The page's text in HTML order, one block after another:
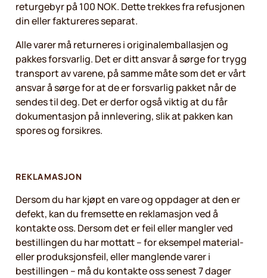
returgebyr på 100 NOK. Dette trekkes fra refusjonen
din eller faktureres separat.
Alle varer må returneres i originalemballasjen og
pakkes forsvarlig. Det er ditt ansvar å sørge for trygg
transport av varene, på samme måte som det er vårt
ansvar å sørge for at de er forsvarlig pakket når de
sendes til deg. Det er derfor også viktig at du får
dokumentasjon på innlevering, slik at pakken kan
spores og forsikres.
REKLAMASJON
Dersom du har kjøpt en vare og oppdager at den er
defekt, kan du fremsette en reklamasjon ved å
kontakte oss. Dersom det er feil eller mangler ved
bestillingen du har mottatt – for eksempel material-
eller produksjonsfeil, eller manglende varer i
bestillingen – må du kontakte oss senest 7 dager